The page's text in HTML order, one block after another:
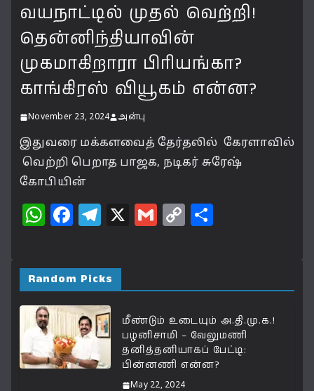
வயநாட்டில் முதல் வெற்றி!
தென்னிந்தியாவின்
முகமாகிறாரா பிரியங்கா?
காங்கிரஸ் வியூகம் என்ன?
November 23, 2024 அன்பு
இதுவரை மக்களவைத் தேர்தலில் கேரளாவில்
வெற்றி பெறாத பாஜக, நடிகர் சுரேஷ்
கோபியின்
W
s
A
p
p
F
e
b
o
o
k
T
g
ra
m
X
G
C
n
k
Random Picks
மீண்டும் உடையும் அ.தி.மு.க.!
பழனிசாமி – வேலுமணி
தனித்தனியாகப் பேட்டி:
பின்னணி என்ன?
May 22, 2024